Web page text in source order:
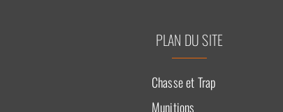
PLAN DU SITE
Chasse et Trap
Munitions